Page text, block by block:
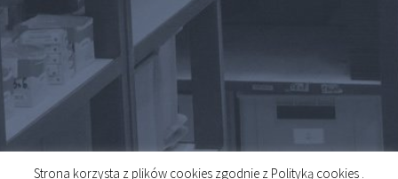
Strona korzysta z plików cookies zgodnie z Polityką cookies .